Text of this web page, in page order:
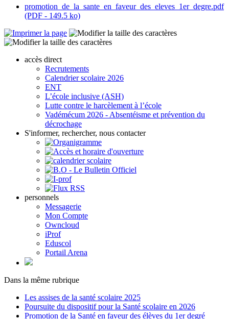
promotion_de_la_sante_en_faveur_des_eleves_1er_degre.pdf
(PDF - 149.5 ko)
accès direct
Recrutements
Calendrier scolaire 2026
ENT
L’école inclusive (ASH)
Lutte contre le harcèlement à l’école
Vadémécum 2026 - Absentéisme et prévention du
décrochage
S'informer, rechercher, nous contacter
personnels
Messagerie
Mon Compte
Owncloud
iProf
Eduscol
Portail Arena
Dans la même rubrique
Les assises de la santé scolaire 2025
Poursuite du dispositif pour la Santé scolaire en 2026
Promotion de la Santé en faveur des élèves du 1er degré